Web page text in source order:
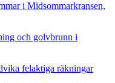
i Midsommarkransen,
och golvbrunn i
felaktiga räkningar